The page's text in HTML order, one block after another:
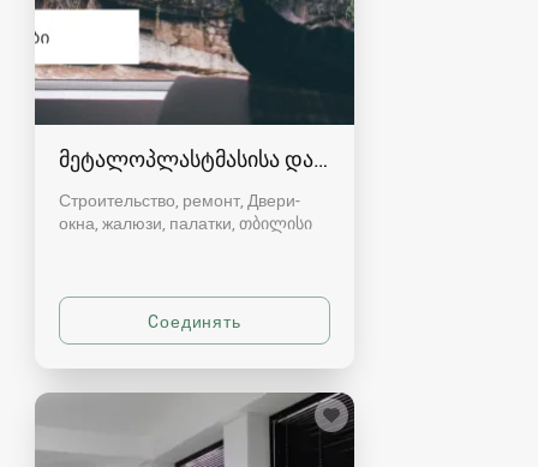
მეტალოპლასტმასისა და ალუმინის კარ-
Строительство, ремонт, Двери-
окна, жалюзи, палатки თბილისი